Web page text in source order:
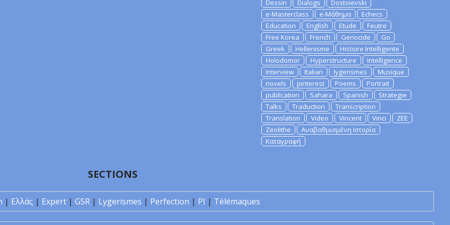
Dessin
Dialogs
Dostoievski
e-Masterclass
e-Μάθημα
Echecs
Education
English Etude
Feutre
Free Korea
French Genocide
Go
Greek
Hellenisme
Histoire Intelligente
Holodomor
Hyperstructure
Intelligence
Interview
Italian lygerismes
Musique
novels
pinterest Poems
Portrait
publication
Sahara Spanish
Strategie
Talks
Traduction
Transcription
Translation
Video Vincent Vinci
ZEE
Zeolithe
Αναβαθμισμένη Ιστορία
Καταγραφή
SECTIONS
| Ελλάς | Expert | GSR | Lygerismes | Perfection | PI | Télémaques